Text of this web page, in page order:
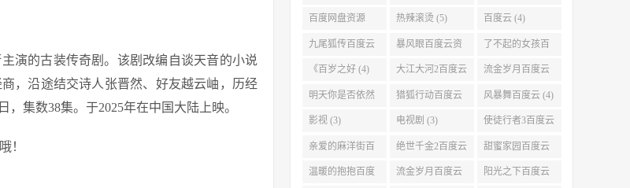
演的古装传奇剧。该剧改编自谈天音的小说
，沿途结交诗人张晋然、好友越云岫，历经
集数38集。于2025年在中国大陆上映。
！
百度网盘资源
(11)
热辣滚烫 (5) 百度云 (4)
九尾狐传百度云
(4)
暴风眼百度云资
源 (4)
了不起的女孩百
度云 (4)
《百岁之好 (4) 大江大河2百度云
(4)
流金岁月百度云
(4)
明天你是否依然
爱我百度云 (4)
猎狐行动百度云
(4)
风暴舞百度云 (4)
影视 (3) 电视剧 (3) 使徒行者3百度云
资源 (3)
亲爱的麻洋街百
度云资源 (3)
绝世千金2百度云
(3)
甜蜜家园百度云
(3)
温暖的抱抱百度 流金岁月百度云 阳光之下百度云